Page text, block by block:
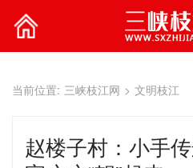
当前位置: 三峡枝江网 > 文明枝江
赵楼子村：小手